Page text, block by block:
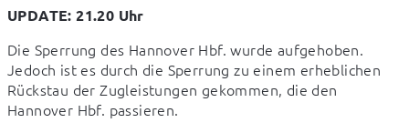
UPDATE: 21.20 Uhr
Die Sperrung des Hannover Hbf. wurde aufgehoben.
Jedoch ist es durch die Sperrung zu einem erheblichen
Rückstau der Zugleistungen gekommen, die den
Hannover Hbf. passieren.